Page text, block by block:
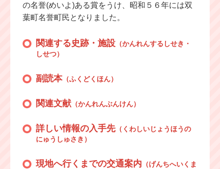
の名誉(めいよ)ある賞をうけ、昭和５６年には双
葉町名誉町民となりました。
関連する史跡・施設（かんれんするしせき・
しせつ）
副読本（ふくどくほん）
関連文献（かんれんぶんけん）
詳しい情報の入手先（くわしいじょうほうの
にゅうしゅさき）
現地へ行くまでの交通案内 （げんちへいくま